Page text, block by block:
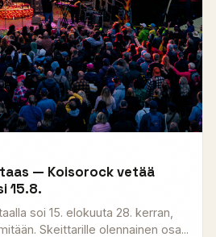
— Koisorock vetää
15.8.
soi 15. elokuuta 28. kerran,
Skeittarille olennainen osa...